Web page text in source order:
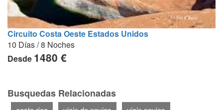
Circuito Costa Oeste Estados Unidos
10 Días / 8 Noches
Desde 1480 €
Busquedas Relacionadas